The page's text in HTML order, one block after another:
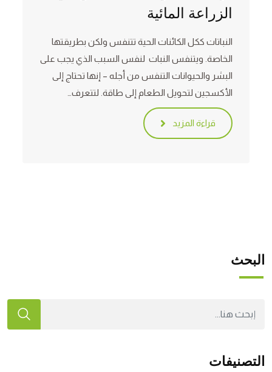
الزراعة المائية
النباتات ككل الكائنات الحية تتنفس ولكن بطريقتها
الخاصة. ويتنفس النبات لنفس السبب الذي يجب على
البشر والحيوانات التنفس من أجله – إنها تحتاج إلى
الأكسجين لتحويل الطعام إلى طاقة. لتتعرف…
قراءة المزيد
البحث
التصنيفات